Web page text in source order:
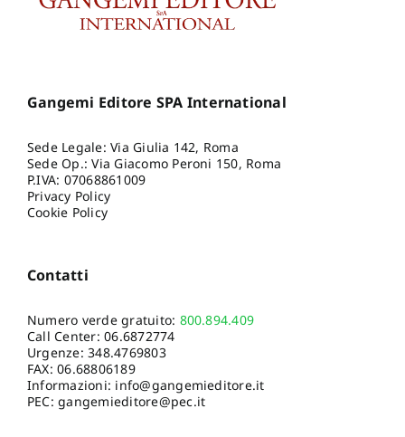
Gangemi Editore SPA International
Sede Legale: Via Giulia 142, Roma
Sede Op.: Via Giacomo Peroni 150, Roma
P.IVA: 07068861009
Privacy Policy
Cookie Policy
Contatti
Numero verde gratuito: 800.894.409
Call Center:06.6872774
Urgenze:348.4769803
FAX: 06.68806189
Informazioni: info@gangemieditore.it
PEC: gangemieditore@pec.it